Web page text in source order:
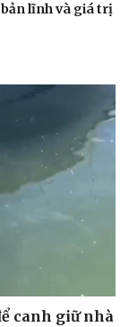
bản lĩnh và giá trị
canh giữ nhà